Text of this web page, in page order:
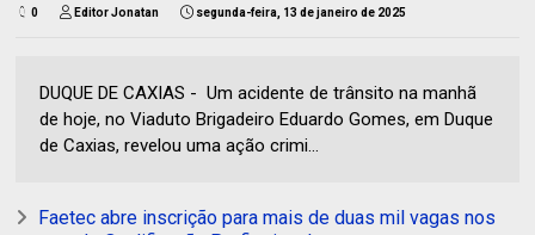
0 Editor Jonatan segunda-feira, 13 de janeiro de 2025
DUQUE DE CAXIAS - Um acidente de trânsito na manhã
de hoje, no Viaduto Brigadeiro Eduardo Gomes, em Duque
de Caxias, revelou uma ação crimi...
Faetec abre inscrição para mais de duas mil vagas nos